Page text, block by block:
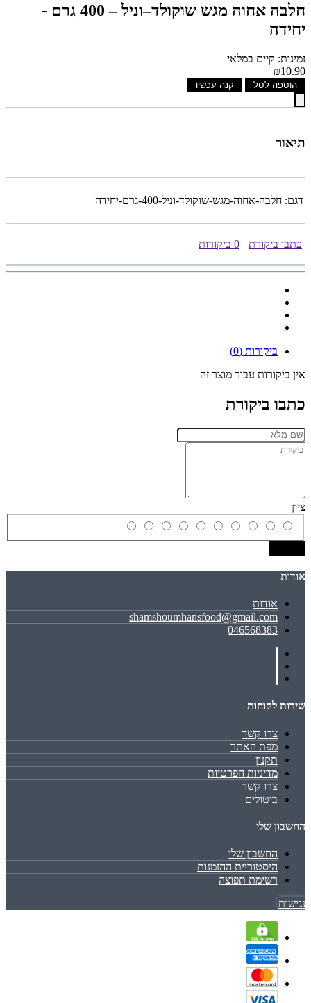
חלבה אחוה מגש שוקולד–וניל – 400 גרם -
יחידה
זמינות: קיים במלאי
₪10.90
הוספה לסל קנה עכשיו
תיאור
דגם: חלבה-אחוה-מגש-שוקולד-וניל-400-גרם-יחידה
כתבו ביקורת | 0 ביקורות
ביקורות (0)
אין ביקורות עבור מוצר זה
כתבו ביקורת
ציון
אודות
אודות
shamshoumhansfood@gmail.com
046568383
שירות לקוחות
צרו קשר
מפת האתר
תקנון
מדיניות הפרטיות
צרו קשר
ביטולים
החשבון שלי
החשבון שלי
היסטוריית ההזמנות
רשימת תפוצה
נגישות